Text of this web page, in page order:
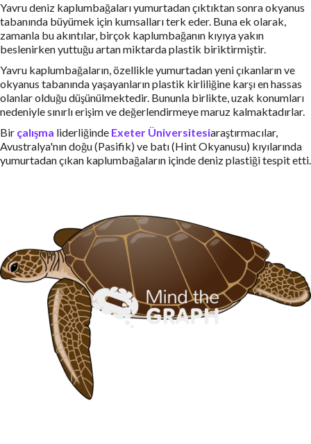
Yavru deniz kaplumbağaları yumurtadan çıktıktan sonra okyanus
tabanında büyümek için kumsalları terk eder. Buna ek olarak,
zamanla bu akıntılar, birçok kaplumbağanın kıyıya yakın
beslenirken yuttuğu artan miktarda plastik biriktirmiştir.
Yavru kaplumbağaların, özellikle yumurtadan yeni çıkanların ve
okyanus tabanında yaşayanların plastik kirliliğine karşı en hassas
olanlar olduğu düşünülmektedir. Bununla birlikte, uzak konumları
nedeniyle sınırlı erişim ve değerlendirmeye maruz kalmaktadırlar.
Bir çalışma liderliğinde Exeter Üniversitesiaraştırmacılar,
Avustralya'nın doğu (Pasifik) ve batı (Hint Okyanusu) kıyılarında
yumurtadan çıkan kaplumbağaların içinde deniz plastiği tespit etti.